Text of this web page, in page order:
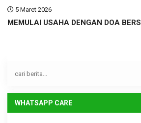
5 Maret 2026
MEMULAI USAHA DENGAN DOA
WHATSAPP CARE